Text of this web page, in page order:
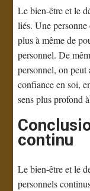
Le bien-être et le
liés. Une
plus à même de
personnel. De
personnel, on peut
confiance en soi,
sens plus profond
continu
Le bien-être et le
personnels